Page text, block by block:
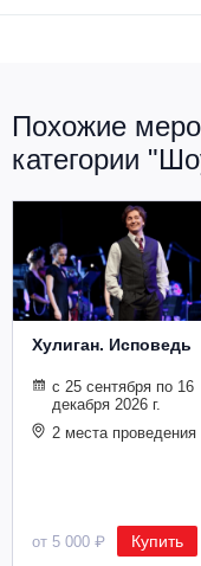
Похожие
категории
Хулиган. Исповедь
с 25 сентября по 16
декабря 2026 г.
2 места проведения
от 5 000 ₽ Купить